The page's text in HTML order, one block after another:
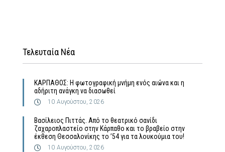
Τελευταία Νέα
ΚΑΡΠΑΘΟΣ: Η φωτογραφική μνήμη ενός αιώνα και η
αδήριτη ανάγκη να διασωθεί
10 Αυγούστου, 2026
Βασίλειος Πιττάς. Από το θεατρικό σανίδι
ζαχαροπλαστείο στην Κάρπαθο και το βραβείο στην
έκθεση Θεσσαλονίκης το ’54 για τα λουκούμια του!
10 Αυγούστου, 2026